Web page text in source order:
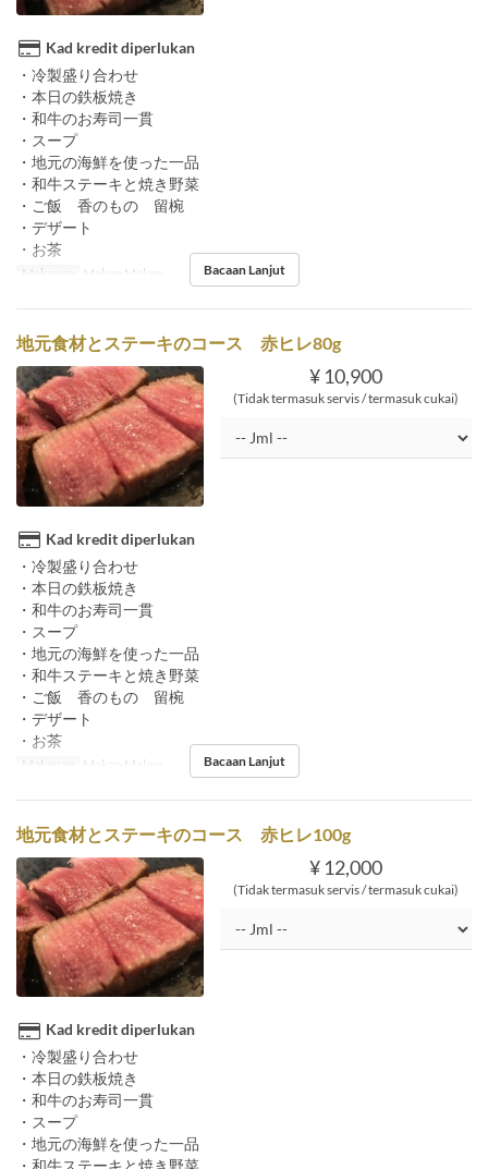
Kad kredit diperlukan
・冷製盛り合わせ
・本日の鉄板焼き
・和牛のお寿司一貫
・スープ
・地元の海鮮を使った一品
・和牛ステーキと焼き野菜
・ご飯 香のもの 留椀
・デザート
・お茶
Makanan Makan Malam Bacaan Lanjut
地元食材とステーキのコース 赤ヒレ80g
¥ 10,900
(Tidak termasuk servis / termasuk cukai)
Kad kredit diperlukan
・冷製盛り合わせ
・本日の鉄板焼き
・和牛のお寿司一貫
・スープ
・地元の海鮮を使った一品
・和牛ステーキと焼き野菜
・ご飯 香のもの 留椀
・デザート
・お茶
Makanan Makan Malam Bacaan Lanjut
地元食材とステーキのコース 赤ヒレ100g
¥ 12,000
(Tidak termasuk servis / termasuk cukai)
Kad kredit diperlukan
・冷製盛り合わせ
・本日の鉄板焼き
・和牛のお寿司一貫
・スープ
・地元の海鮮を使った一品